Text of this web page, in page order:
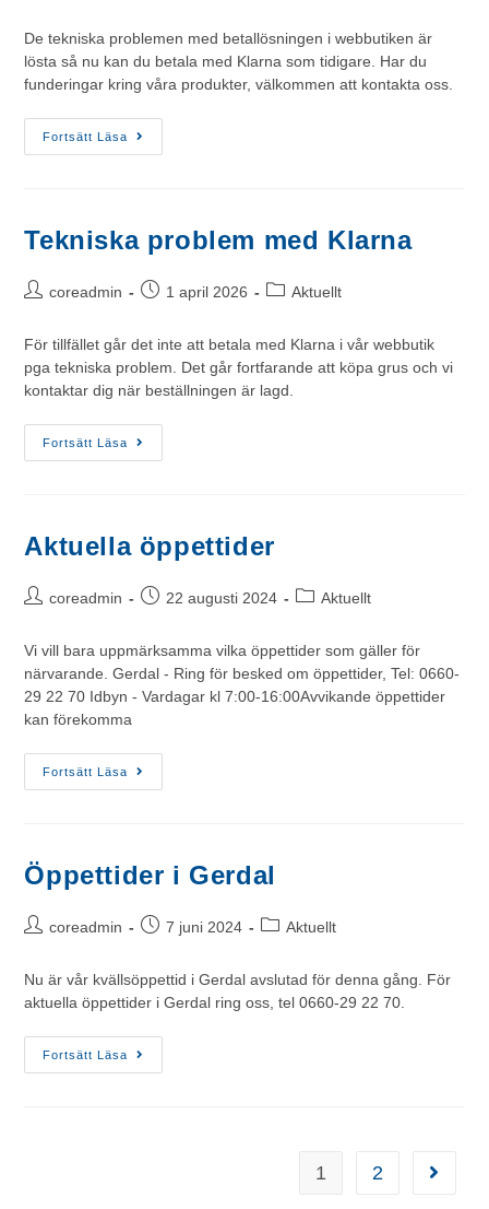
De tekniska problemen med betallösningen i webbutiken är
lösta så nu kan du betala med Klarna som tidigare. Har du
funderingar kring våra produkter, välkommen att kontakta oss.
Fortsätt Läsa
Tekniska problem med Klarna
coreadmin 1 april 2026 Aktuellt
För tillfället går det inte att betala med Klarna i vår webbutik
pga tekniska problem. Det går fortfarande att köpa grus och vi
kontaktar dig när beställningen är lagd.
Fortsätt Läsa
Aktuella öppettider
coreadmin 22 augusti 2024 Aktuellt
Vi vill bara uppmärksamma vilka öppettider som gäller för
närvarande. Gerdal - Ring för besked om öppettider, Tel: 0660-
29 22 70 Idbyn - Vardagar kl 7:00-16:00Avvikande öppettider
kan förekomma
Fortsätt Läsa
Öppettider i Gerdal
coreadmin 7 juni 2024 Aktuellt
Nu är vår kvällsöppettid i Gerdal avslutad för denna gång. För
aktuella öppettider i Gerdal ring oss, tel 0660-29 22 70.
Fortsätt Läsa
1 2